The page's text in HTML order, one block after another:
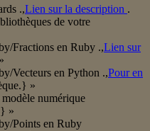
.,Lien sur la description .
de votre
Fractions en Ruby .,Lien sur
Vecteurs en Python .,Pour en
»
numérique
»
Points en Ruby